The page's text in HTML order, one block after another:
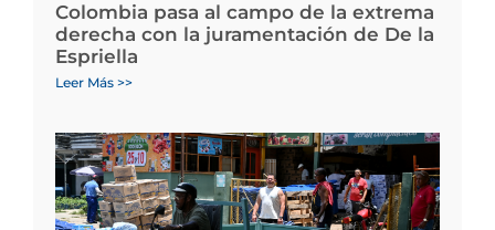
Colombia pasa al campo de la extrema
derecha con la juramentación de De la
Espriella
Leer Más >>